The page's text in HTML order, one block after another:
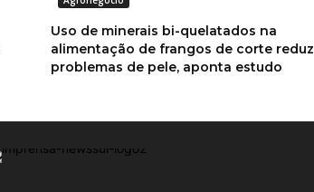
Uso de minerais bi-quelatados na
alimentação de frangos de corte reduz
problemas de pele, aponta estudo